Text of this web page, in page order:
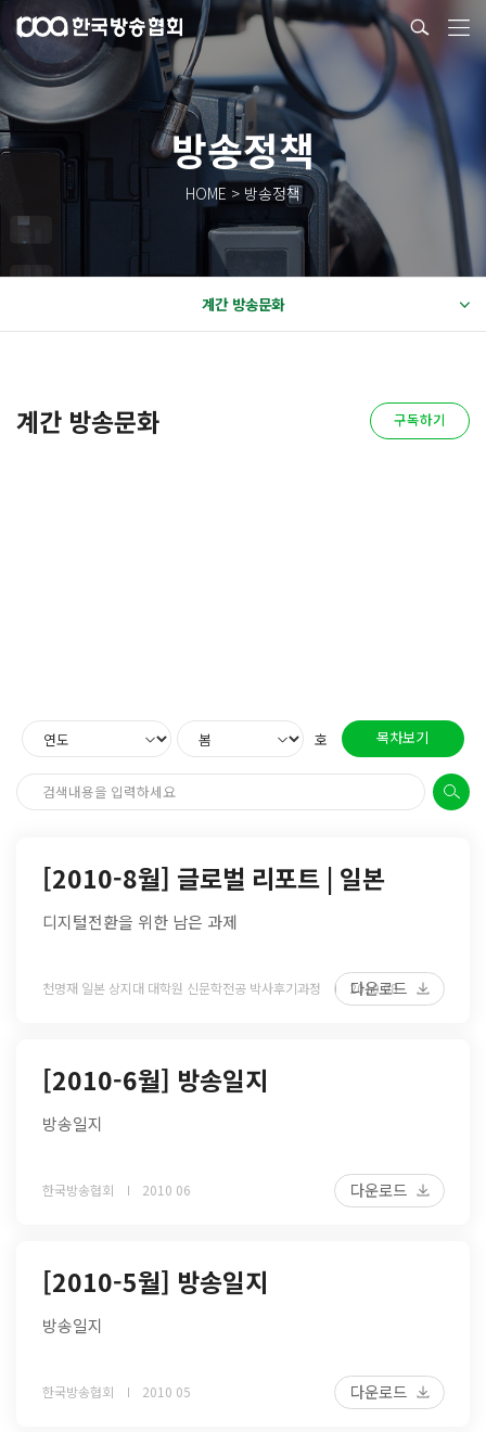
방송정책
HOME > 방송정책
계간 방송문화
계간 방송문화 구독하기
호 목차보기
[2010-8월] 글로벌 리포트 | 일본
디지털전환을 위한 남은 과제
천명재 일본 상지대 대학원 신문학전공 박사후기과정 2010 08
다운로드
[2010-6월] 방송일지
방송일지
한국방송협회 2010 06 다운로드
[2010-5월] 방송일지
방송일지
한국방송협회 2010 05 다운로드